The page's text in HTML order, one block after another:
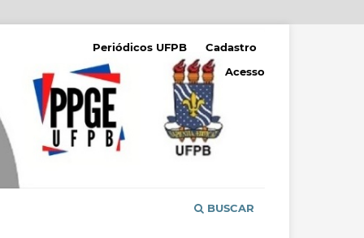
BUSCAR
Periódicos UFPB
Cadastro
Acesso